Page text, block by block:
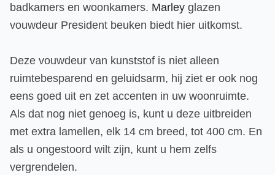
badkamers en woonkamers. Marley glazen
vouwdeur President beuken biedt hier uitkomst.
Deze vouwdeur van kunststof is niet alleen
ruimtebesparend en geluidsarm, hij ziet er ook nog
eens goed uit en zet accenten in uw woonruimte.
Als dat nog niet genoeg is, kunt u deze uitbreiden
met extra lamellen, elk 14 cm breed, tot 400 cm. En
als u ongestoord wilt zijn, kunt u hem zelfs
vergrendelen.